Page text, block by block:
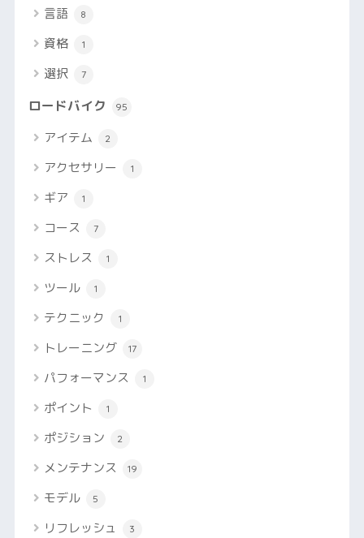
言語 8
資格 1
選択 7
ロードバイク 95
アイテム 2
アクセサリー 1
ギア 1
コース 7
ストレス 1
ツール 1
テクニック 1
トレーニング 17
パフォーマンス 1
ポイント 1
ポジション 2
メンテナンス 19
モデル 5
リフレッシュ 3